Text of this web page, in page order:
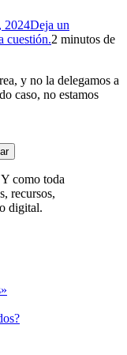
2024Deja un
cuestión.2 minutos de
y no la delegamos a
caso, no estamos
como toda
recursos,
digital.